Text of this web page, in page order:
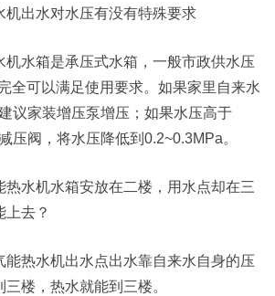
机出水对水压有没有特殊要求
机水箱是承压式水箱，一般市政供水压
全可以满足使用要求。如果家里自来水
议家装增压泵增压；如果水压高于
压阀，将水压降低到0.2~0.3MPa。
热水机水箱安放在二楼，用水点却在三
上去？
能热水机出水点出水靠自来水自身的压
楼，热水就能到三楼。